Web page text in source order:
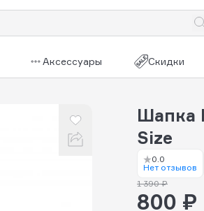
Аксессуары Скидки
Шапка
Size
0.0
Нет отзывов
1 390 ₽
800 ₽